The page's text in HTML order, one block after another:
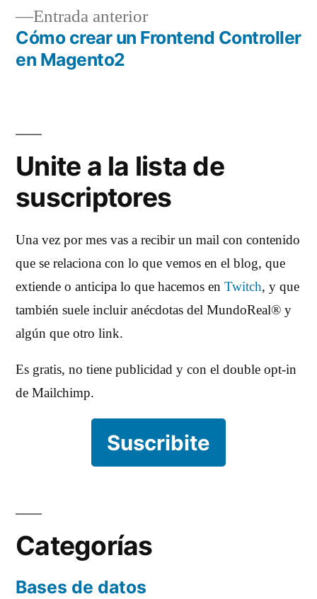
entradas
Entrada anteriorEntrada
anterior:
Cómo crear un Frontend Controller
en Magento2
Unite a la lista de
suscriptores
Una vez por mes vas a recibir un mail con contenido
que se relaciona con lo que vemos en el blog, que
extiende o anticipa lo que hacemos en Twitch, y que
también suele incluir anécdotas del MundoReal® y
algún que otro link.
Es gratis, no tiene publicidad y con el double opt-in
de Mailchimp.
Suscribite
Categorías
Bases de datos